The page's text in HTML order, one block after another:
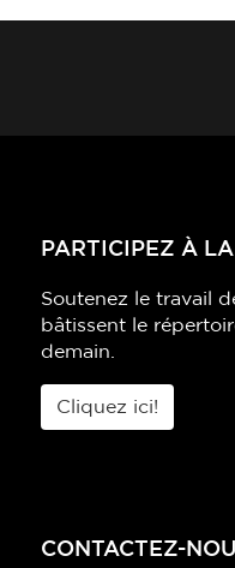
PARTICIPEZ À
Soutenez le travail
bâtissent le
demain.
Cliquez ici!
CONTACTEZ-